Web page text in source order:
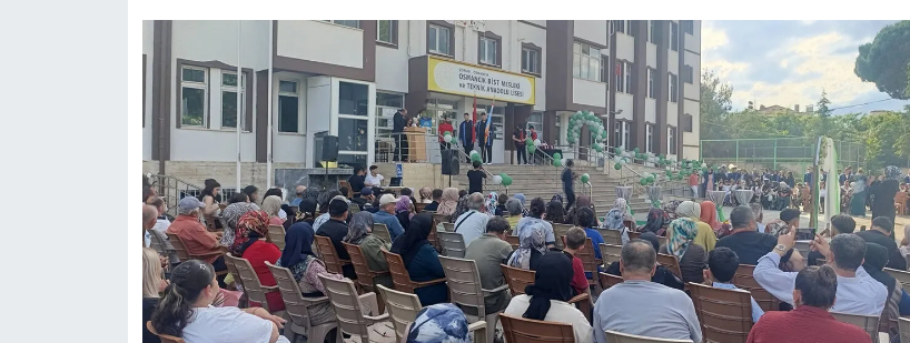
Mecitözü Haberleri
Oğuzlar Haberleri
Ortaköy Haberleri
Osmancık Haberleri
Otomotiv